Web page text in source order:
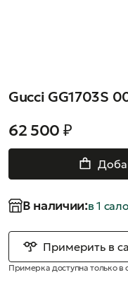
Gucci GG1703S
62 500 ₽
В наличии:в 1
Примерить в
Примерка доступна только в